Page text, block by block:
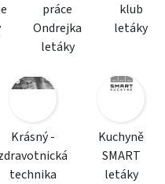
práce
Ondrejka
letáky
klub
letáky
Krásný -
technika
Kuchyně
SMART
letáky